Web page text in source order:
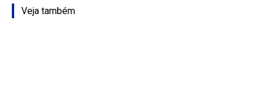
Veja também